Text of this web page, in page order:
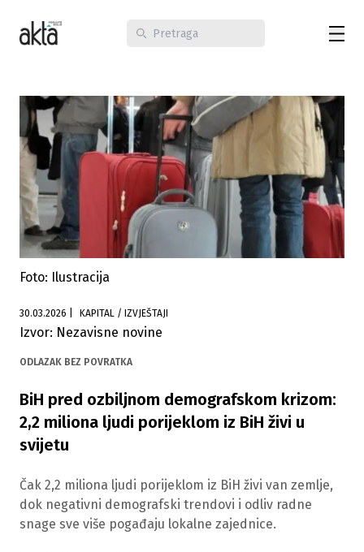
Foto: Ilustracija
30.03.2026 KAPITAL / IZVJEŠTAJI
Izvor: Nezavisne novine
ODLAZAK BEZ POVRATKA
BiH pred ozbiljnom demografskom krizom:
2,2 miliona ljudi porijeklom iz BiH živi u
svijetu
Čak 2,2 miliona ljudi porijeklom iz BiH živi van zemlje,
dok negativni demografski trendovi i odliv radne
snage sve više pogađaju lokalne zajednice.